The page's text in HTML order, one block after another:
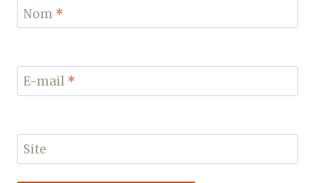
Nom *
E-mail *
Site